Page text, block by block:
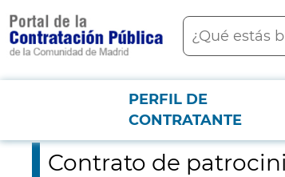
contenido
principal
Buscar
Menú PCON
PERFIL DE
CONTRATANTE
Contrato de patrocinio publicitario de Madrid,
Contrato de